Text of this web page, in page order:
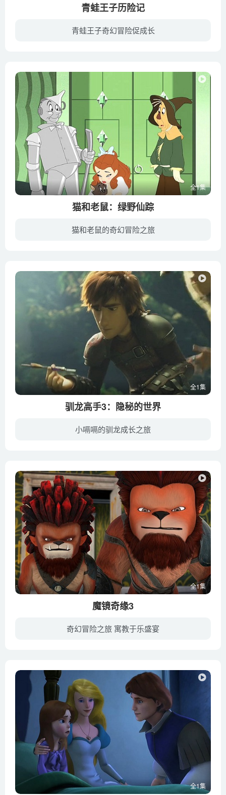
青蛙王子历险记
青蛙王子奇幻冒险促成长
全1集
猫和老鼠：绿野仙踪
猫和老鼠的奇幻冒险之旅
全1集
驯龙高手3：隐秘的世界
小嗝嗝的驯龙成长之旅
全1集
魔镜奇缘3
奇幻冒险之旅 寓教于乐盛宴
全1集